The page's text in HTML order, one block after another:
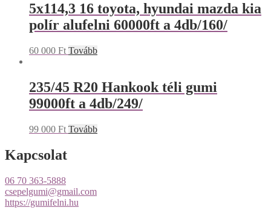
5x114,3 16 toyota, hyundai mazda kia
polír alufelni 60000ft a 4db/160/
60 000 Ft Tovább
235/45 R20 Hankook téli gumi
99000ft a 4db/249/
99 000 Ft Tovább
Kapcsolat
06 70 363-5888
csepelgumi@gmail.com
https://gumifelni.hu